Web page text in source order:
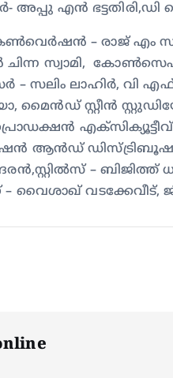
എൻ ഭട്ടതിരി,ഡി ഐ
കൺവെർഷൻ – രാജ് എം
സ്വാമി,
സലിം ലാഹിർ, വി
സ്റ്റീൻ
എക്സിക്യൂട്ടീവ്:
ആൻഡ്
– ബിജിത്ത്
– വൈശാഖ്